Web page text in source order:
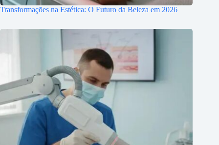
Transformações na Estética: O Futuro da Beleza em 2026